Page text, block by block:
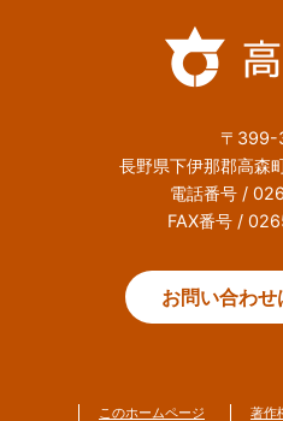
〒399-
長野県下伊那郡高森
電話番号 /
FAX番号 /
お問い合わせ
このホームページ 著作